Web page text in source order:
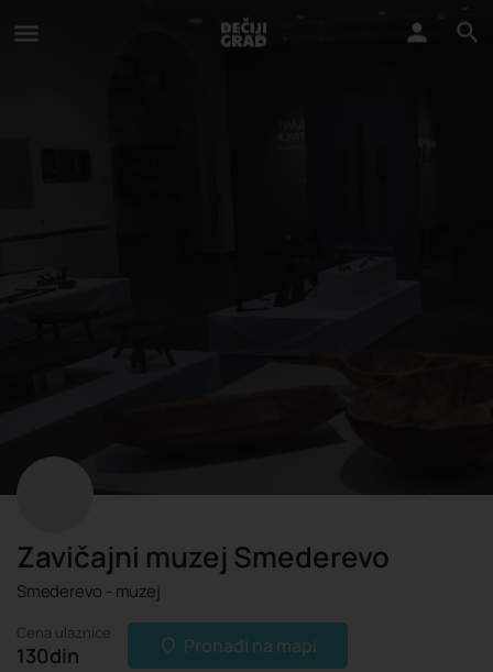
Zavičajni muzej Smederevo
Smederevo - muzej
Cena ulaznice
130din Pronađi na mapi